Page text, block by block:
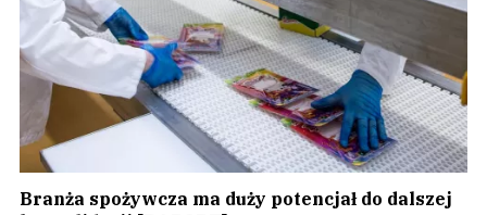
Branża spożywcza ma duży potencjał do dalszej